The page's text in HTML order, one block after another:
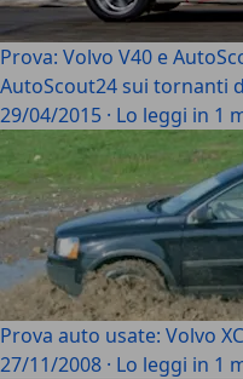
Prova: Volvo V40 e
AutoScout24 sui tornanti
29/04/2015 · Lo leggi in 1
Prova auto usate: Volvo
27/11/2008 · Lo leggi in 1